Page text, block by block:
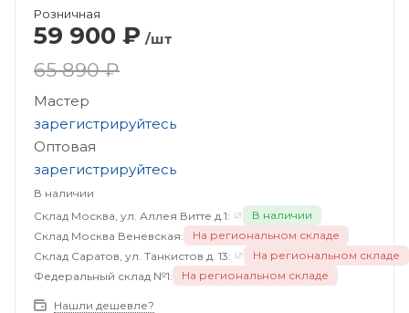
Розничная
59 900 ₽ /шт
65 890 ₽
Мастер
зарегистрируйтесь
Оптовая
зарегистрируйтесь
В наличии
Склад Москва, ул. Аллея Витте д.1:
В наличии
Склад Москва Веневская:
На региональном складе
Склад Саратов, ул. Танкистов д. 13:
На региональном складе
Федеральный склад №1:
На региональном складе
Нашли дешевле?